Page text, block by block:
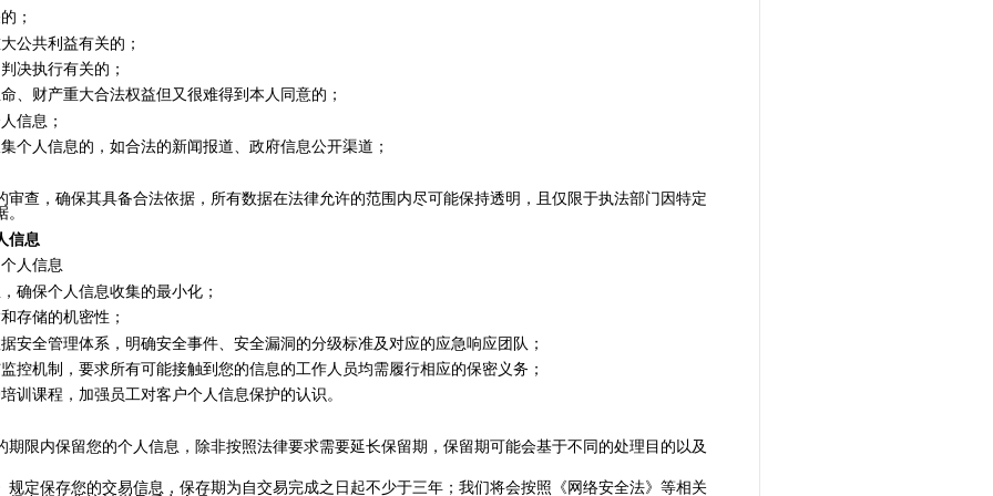
；
公共利益有关的；
决执行有关的；
、财产重大合法权益但又很难得到本人同意的；
信息；
个人信息的，如合法的新闻报道、政府信息公开渠道；
审查，确保其具备合法依据，所有数据在法律允许的范围内尽可能保持透明，且仅限于执法部门因特定
信息
人信息
确保个人信息收集的最小化；
存储的机密性；
安全管理体系，明确安全事件、安全漏洞的分级标准及对应的应急响应团队；
控机制，要求所有可能接触到您的信息的工作人员均需履行相应的保密义务；
训课程，加强员工对客户个人信息保护的认识。
期限内保留您的个人信息，除非按照法律要求需要延长保留期，保留期可能会基于不同的处理目的以及
规定保存您的交易信息，保存期为自交易完成之日起不少于三年；我们将会按照《网络安全法》等相关